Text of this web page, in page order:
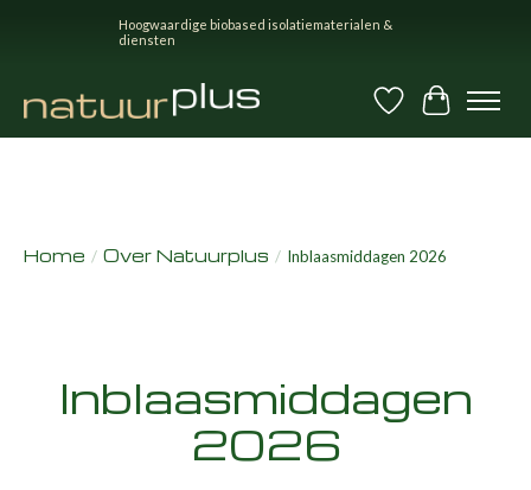
Hoogwaardige biobased isolatiematerialen &
diensten
Verlanglijst
Home / Over Natuurplus / Inblaasmiddagen 2026
Inblaasmiddagen
2026